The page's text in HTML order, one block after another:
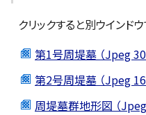
クリックすると別ウインド
第1号周堤墓 （Jpeg
第2号周堤墓 （Jpeg
周堤墓群地形図 （